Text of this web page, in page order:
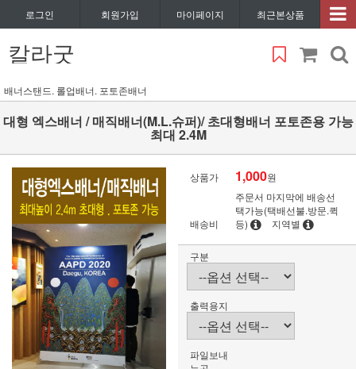
로그인 회원가입 마이페이지 최근본상품
칼라굿
배너스탠드. 롤업배너. 포토존배너
대형 엑스배너 / 매직배너(M.L.슈퍼)/ 초대형배너 포토존용 가능
최대 2.4M
상품가 1,000원
배송비
주문서 마지막에 배송선
택가능(택배선불.방문.퀵
등)
지역별
구분
출력용지
파일보내